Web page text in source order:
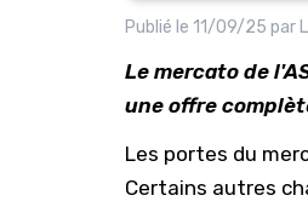
Publié le 11/09/25 par
Le mercato de
une offre
Les portes du
Certains autres